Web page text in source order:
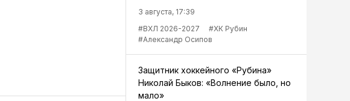
3 августа, 17:39
#ВХЛ 2026-2027
#ХК Рубин
#Александр Осипов
Защитник хоккейного «Рубина»
Николай Быков: «Волнение было, но
мало»